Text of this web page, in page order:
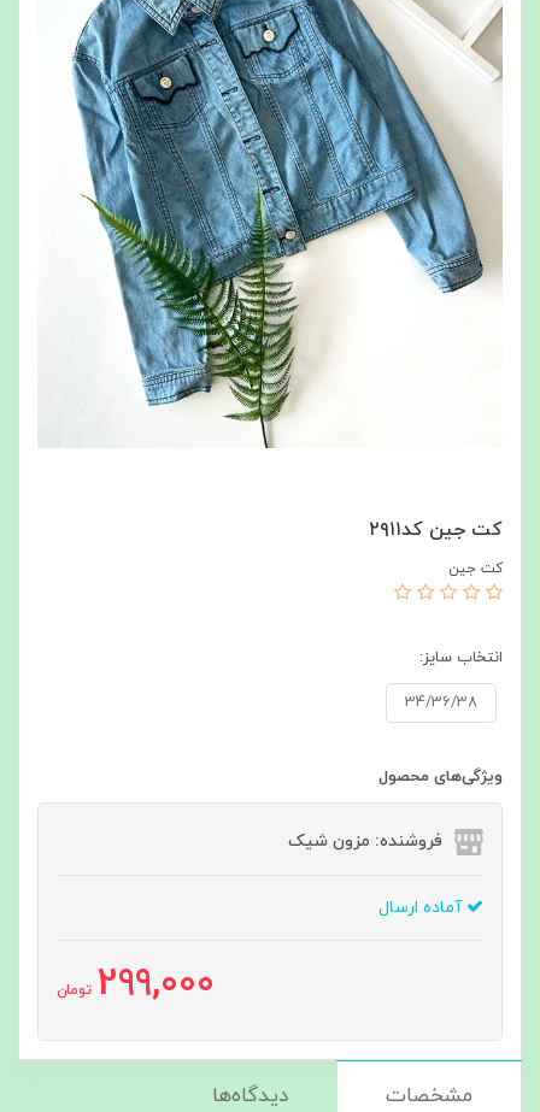
کت جین کد۲۹۱۱
کت جین
انتخاب سایز:
34/36/38
ویژگی‌های محصول
فروشنده: مزون شیک
آماده ارسال
299,000 تومان
مشخصات دیدگاه‌ها